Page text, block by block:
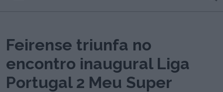
Feirense triunfa no
encontro inaugural Liga
Portugal 2 Meu Super